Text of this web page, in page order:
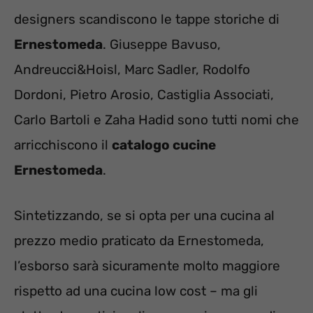
designers scandiscono le tappe storiche di
Ernestomeda. Giuseppe Bavuso,
Andreucci&Hoisl, Marc Sadler, Rodolfo
Dordoni, Pietro Arosio, Castiglia Associati,
Carlo Bartoli e Zaha Hadid sono tutti nomi che
arricchiscono il catalogo cucine
Ernestomeda.
Sintetizzando, se si opta per una cucina al
prezzo medio praticato da Ernestomeda,
l’esborso sarà sicuramente molto maggiore
rispetto ad una cucina low cost – ma gli